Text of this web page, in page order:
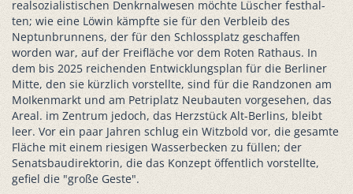
realsozialistischen Denkrnalwesen möchte Lüscher festhal-
ten; wie eine Löwin kämpfte sie für den Verbleib des
Neptunbrunnens, der für den Schlossplatz geschaffen
worden war, auf der Freifläche vor dem Roten Rathaus. In
dem bis 2025 reichenden Entwicklungsplan für die Berliner
Mitte, den sie kürzlich vorstellte, sind für die Randzonen am
MoIkenmarkt und am Petriplatz Neubauten vorgesehen, das
Areal. im Zentrum jedoch, das Herzstück Alt-Berlins, bleibt
leer. Vor ein paar Jahren schlug ein Witzbold vor, die gesamte
Fläche mit einem riesigen Wasserbecken zu füllen; der
Senatsbaudirektorin, die das Konzept öffentlich vorstellte,
gefiel die "große Geste".